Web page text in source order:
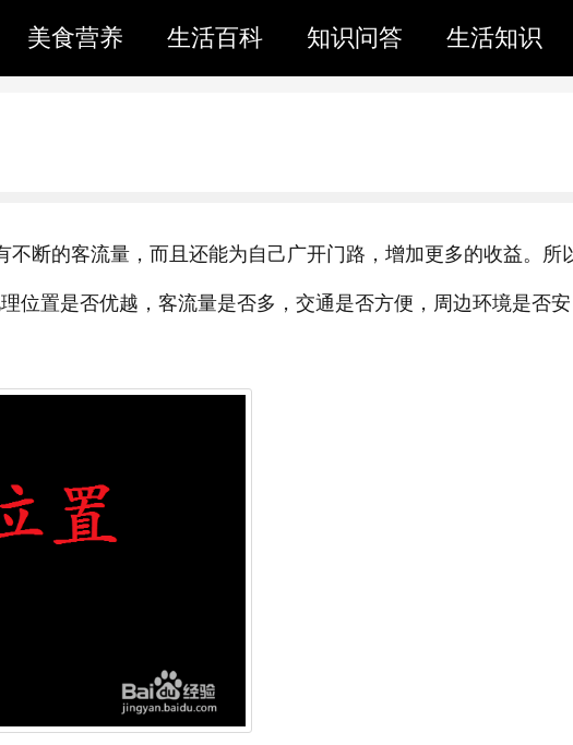
美食营养 生活百科 知识问答 生活知识
不断的客流量，而且还能为自己广开门路，增加更多的收益。所
位置是否优越，客流量是否多，交通是否方便，周边环境是否安